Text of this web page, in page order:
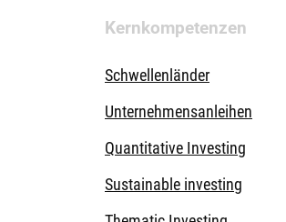
Kernkompetenzen
Schwellenländer
Unternehmensanleihen
Quantitative Investing
Sustainable investing